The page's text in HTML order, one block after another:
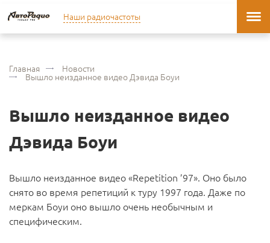
Наши радиочастоты
Главная Новости
Вышло неизданное видео Дэвида Боуи
Вышло неизданное видео
Дэвида Боуи
Вышло неизданное видео «Repetition ’97». Оно было
снято во время репетиций к туру 1997 года. Даже по
меркам Боуи оно вышло очень необычным и
специфическим.